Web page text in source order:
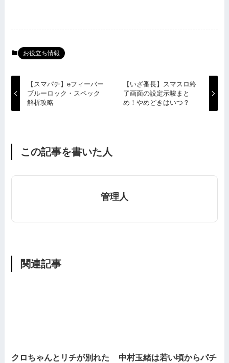
お役立ち情報
【スマパチ】eフィーバー
ブルーロック・スペック
解析攻略
【いざ番長】スマスロ終
了画面の設定示唆まと
め！やめどきはいつ？
この記事を書いた人
管理人
関連記事
クロちゃんとリチが別れた
中村玉緒は若い頃からパチ